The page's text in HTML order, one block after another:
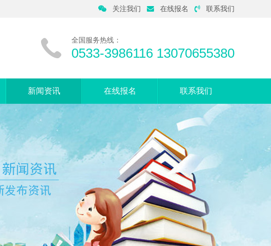
关注我们 在线报名 联系我们
全国服务热线：
0533-3986116 13070655380
新闻资讯
父母课堂
自闭症知识
在线报名 联系我们